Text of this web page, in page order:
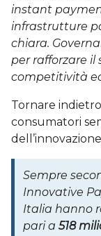
instant
infrastrutture
chiara.
per rafforzare
competitività
Tornare
consumatori
Sempre
Innovative
Italia hanno
pari a 518